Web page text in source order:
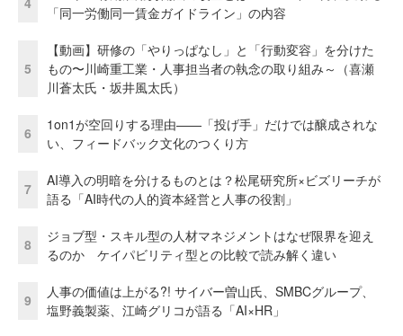
「同一労働同一賃金ガイドライン」の内容
5
【動画】研修の「やりっぱなし」と「行動変容」を分けた
もの〜川崎重工業・人事担当者の執念の取り組み～（喜瀬
川蒼太氏・坂井風太氏）
6
1on1が空回りする理由——「投げ手」だけでは醸成されな
い、フィードバック文化のつくり方
7
AI導入の明暗を分けるものとは？松尾研究所×ビズリーチが
語る「AI時代の人的資本経営と人事の役割」
8
ジョブ型・スキル型の人材マネジメントはなぜ限界を迎え
るのか ケイパビリティ型との比較で読み解く違い
9
人事の価値は上がる?! サイバー曽山氏、SMBCグループ、
塩野義製薬、江崎グリコが語る「AI×HR」